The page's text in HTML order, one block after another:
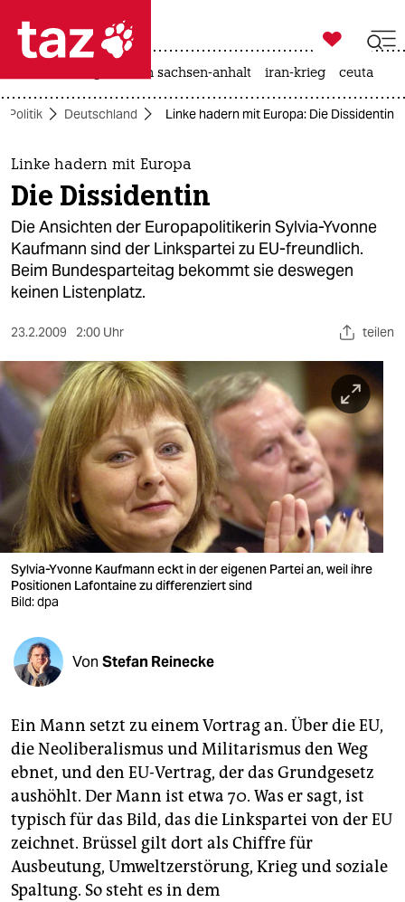
 taz zahl ich
taz zahl ich
themen
politik
öko
gesellschaft
kultur
sport
berlin
nord
wahrheit
verlag
verlag
veranstaltungen
shop
fragen & hilfe
abo
genossenschaft
epaper login

taz zahl ich
landtagswahl in sachsen-anhalt iran-krieg ceuta
Politik Deutschland Linke hadern mit Europa: Die Dissidentin
Linke hadern mit Europa
Die Dissidentin
Die Ansichten der Europapolitikerin Sylvia-Yvonne
Kaufmann sind der Linkspartei zu EU-freundlich.
Beim Bundesparteitag bekommt sie deswegen
keinen Listenplatz.
23.2.2009 2:00 Uhr teilen
Sylvia-Yvonne Kaufmann eckt in der eigenen Partei an, weil ihre
Positionen Lafontaine zu differenziert sind
Bild: dpa
Von Stefan Reinecke
Ein Mann setzt zu einem Vortrag an. Über die EU,
die Neoliberalismus und Militarismus den Weg
ebnet, und den EU-Vertrag, der das Grundgesetz
aushöhlt. Der Mann ist etwa 70. Was er sagt, ist
typisch für das Bild, das die Linkspartei von der EU
zeichnet. Brüssel gilt dort als Chiffre für
Ausbeutung, Umweltzerstörung, Krieg und soziale
Spaltung. So steht es in dem